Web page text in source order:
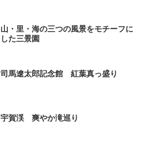
山・里・海の三つの風景をモチーフに
した三景園
司馬遼太郎記念館 紅葉真っ盛り
宇賀渓 爽やか滝巡り